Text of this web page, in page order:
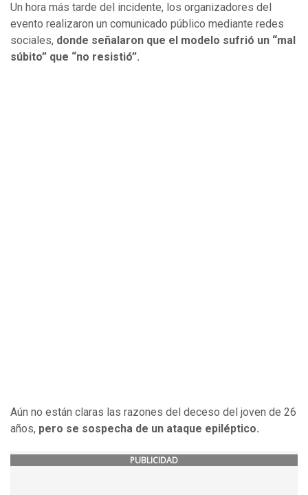
Un hora más tarde del incidente, los organizadores del
evento realizaron un comunicado público mediante redes
sociales, donde señalaron que el modelo sufrió un “mal
súbito” que “no resistió”.
Aún no están claras las razones del deceso del joven de 26
años, pero se sospecha de un ataque epiléptico.
PUBLICIDAD